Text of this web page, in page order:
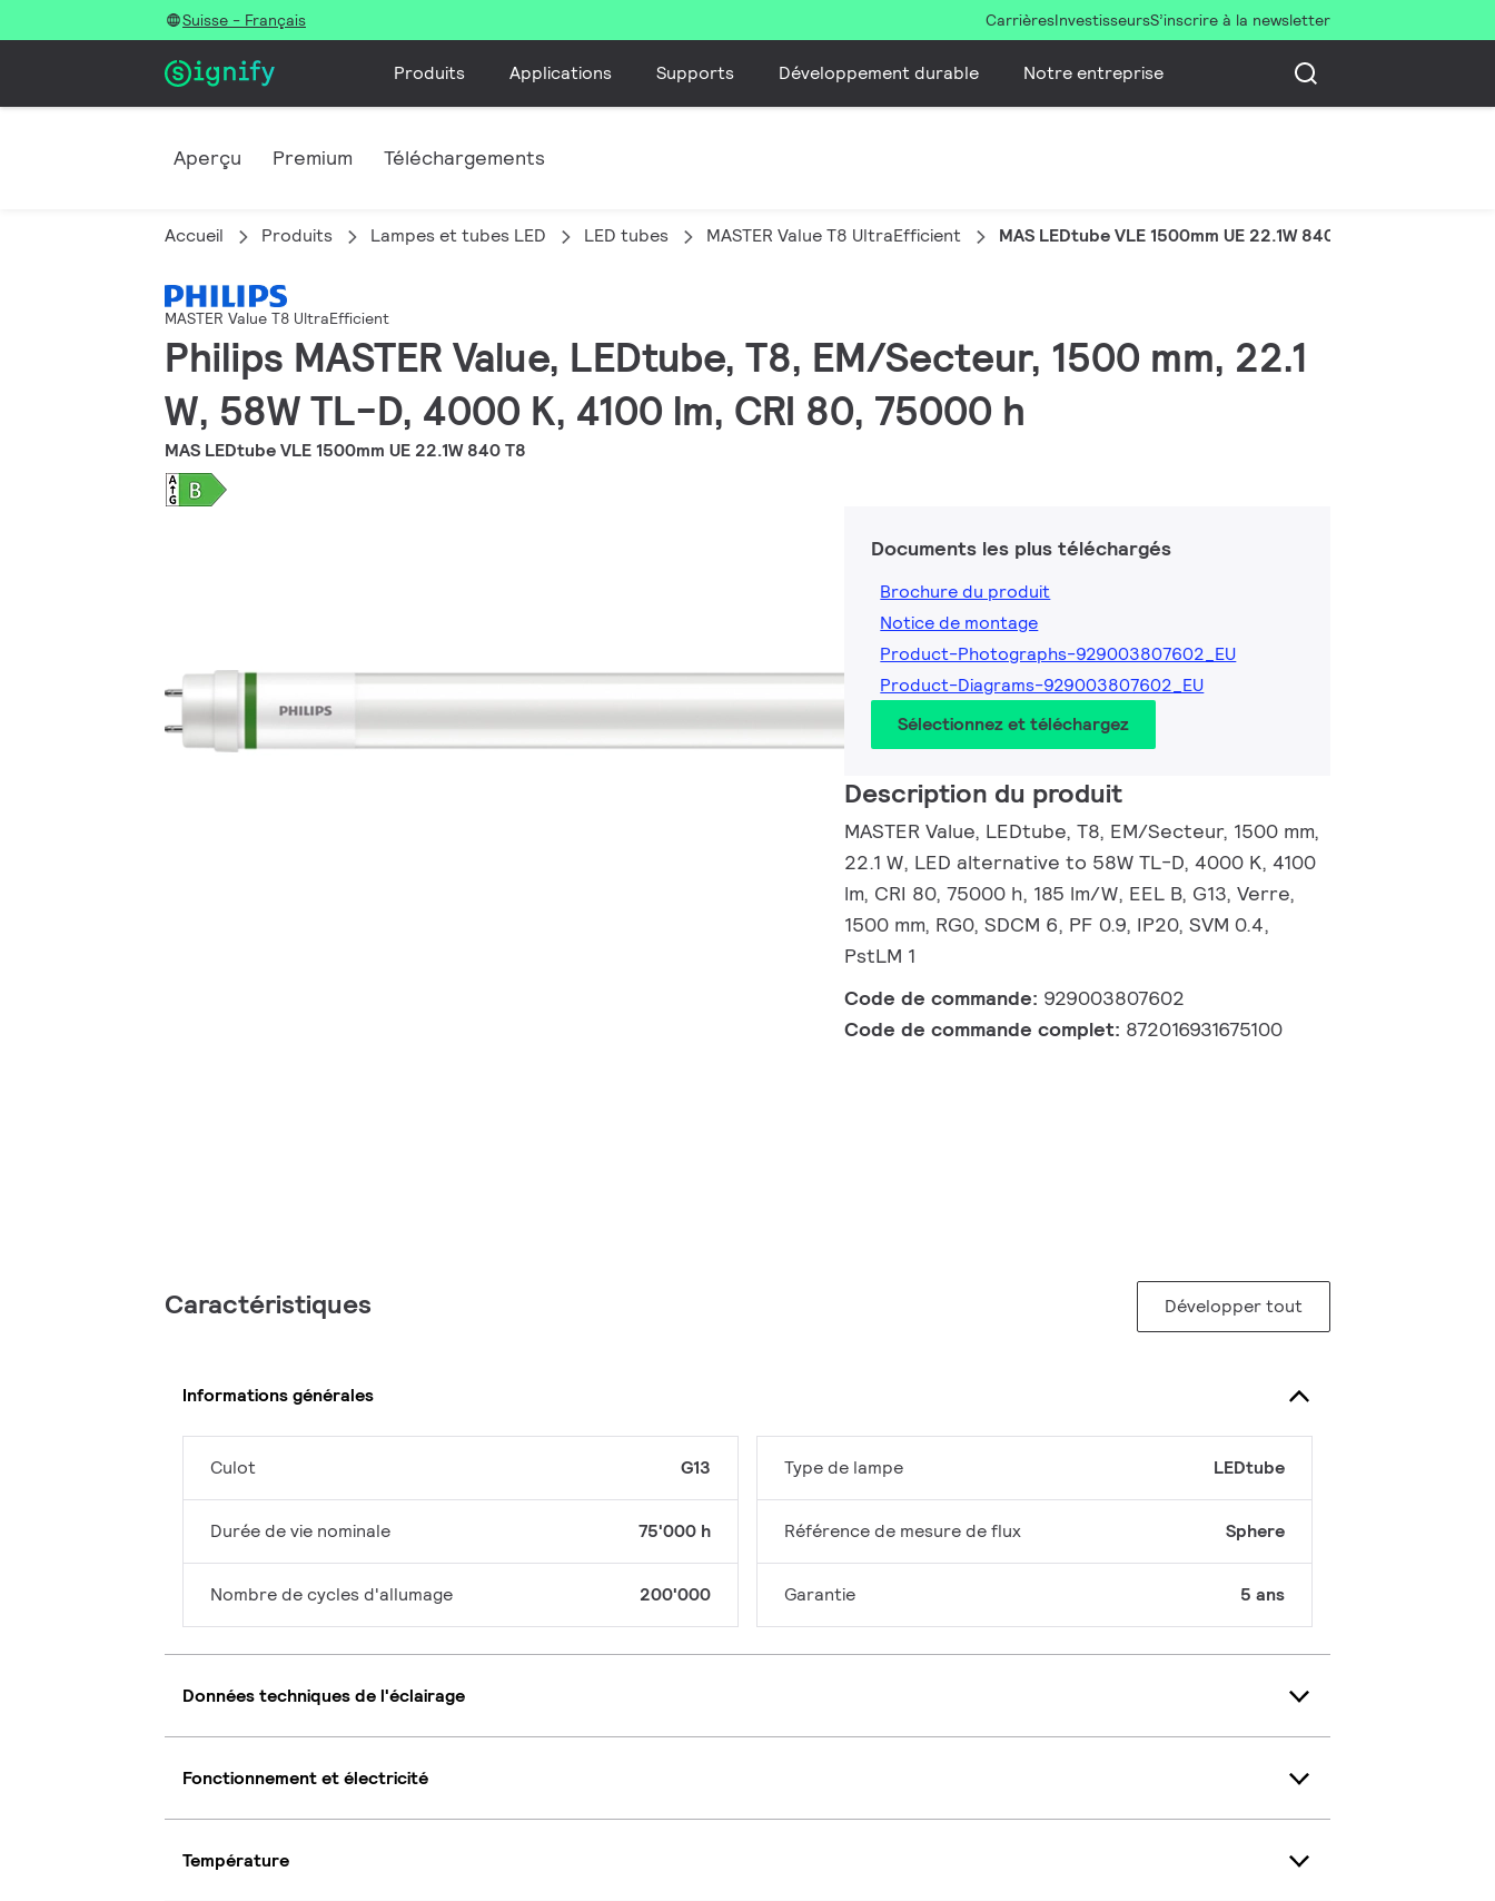
Suisse - Français CarrièresInvestisseursS’inscrire à la newsletter
Produits Applications Supports Développement durable Notre entreprise
Aperçu Premium Téléchargements
Accueil Produits Lampes et tubes LED LED tubes MASTER Value T8 UltraEfficient MAS LEDtube VLE 1500mm UE 22.1W 840 T8
MASTER Value T8 UltraEfficient
Philips MASTER Value, LEDtube, T8, EM/Secteur, 1500 mm, 22.1
W, 58W TL-D, 4000 K, 4100 lm, CRI 80, 75000 h
MAS LEDtube VLE 1500mm UE 22.1W 840 T8
Documents les plus téléchargés
Brochure du produit
Notice de montage
Product-Photographs-929003807602_EU
Product-Diagrams-929003807602_EU
Sélectionnez et téléchargez
Description du produit
MASTER Value, LEDtube, T8, EM/Secteur, 1500 mm,
22.1 W, LED alternative to 58W TL-D, 4000 K, 4100
lm, CRI 80, 75000 h, 185 lm/W, EEL B, G13, Verre,
1500 mm, RG0, SDCM 6, PF 0.9, IP20, SVM 0.4,
PstLM 1
Code de commande: 929003807602
Code de commande complet: 872016931675100
Caractéristiques Développer tout
Informations générales
Culot G13
Durée de vie nominale 75'000 h
Nombre de cycles d'allumage 200'000
Type de lampe LEDtube
Référence de mesure de flux Sphere
Garantie 5 ans
Données techniques de l'éclairage
Fonctionnement et électricité
Température